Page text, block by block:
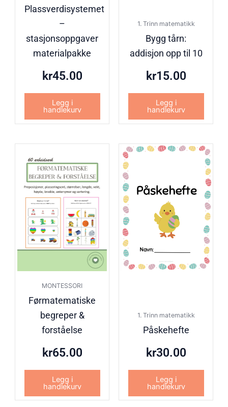
Plassverdisystemet
–
stasjonsoppgaver
materialpakke
kr45.00
Legg i
handlekurv
1. Trinn matematikk
Bygg tårn:
addisjon opp til 10
kr15.00
Legg i
handlekurv
MONTESSORI
Førmatematiske
begreper &
forståelse
kr65.00
Legg i
handlekurv
1. Trinn matematikk
Påskehefte
kr30.00
Legg i
handlekurv